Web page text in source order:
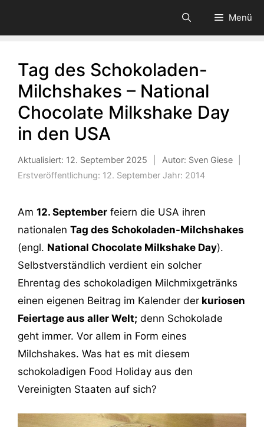
Menü
Tag des Schokoladen-
Milchshakes – National
Chocolate Milkshake Day
in den USA
Aktualisiert: 12. September 2025 Autor: Sven Giese
Erstveröffentlichung: 12. September Jahr: 2014
Am 12. September feiern die USA ihren
nationalen Tag des Schokoladen-Milchshakes
(engl. National Chocolate Milkshake Day).
Selbstverständlich verdient ein solcher
Ehrentag des schokoladigen Milchmixgetränks
einen eigenen Beitrag im Kalender der kuriosen
Feiertage aus aller Welt; denn Schokolade
geht immer. Vor allem in Form eines
Milchshakes. Was hat es mit diesem
schokoladigen Food Holiday aus den
Vereinigten Staaten auf sich?